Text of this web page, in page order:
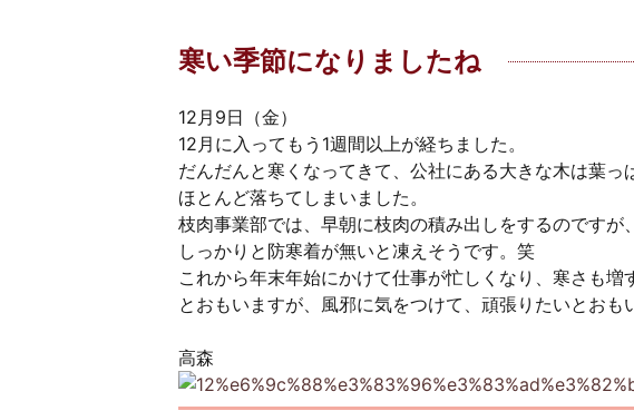
寒い季節になりましたね
12月9日（金）
12月に入ってもう1週間以上が経ちました。
だんだんと寒くなってきて、公社にある大きな木は葉っ
ほとんど落ちてしまいました。
枝肉事業部では、早朝に枝肉の積み出しをするのですが、
しっかりと防寒着が無いと凍えそうです。笑
これから年末年始にかけて仕事が忙しくなり、寒さも増
とおもいますが、風邪に気をつけて、頑張りたいとおも
高森